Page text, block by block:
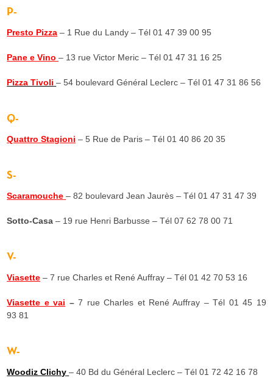
P-
Presto Pizza – 1 Rue du Landy – Tél 01 47 39 00 95
Pane e Vino – 13 rue Victor Meric – Tél01 47 31 16 25
Pizza Tivoli – 54 boulevard Général Leclerc – Tél01 47 31 86 56
Q-
Quattro Stagioni – 5 Rue de Paris – Tél 01 40 86 20 35
S-
Scaramouche – 82 boulevard Jean Jaurès – Tél01 47 31 47 39
Sotto-Casa – 19 rue Henri Barbusse – Tél 07 62 78 00 71
V-
Viasette – 7 rue Charles et René Auffray – Tél 01 42 70 53 16
Viasette e vai –7 rue Charles et René Auffray – Tél 01 45 19
93 81
W-
Woodiz Clichy – 40 Bd du Général Leclerc – Tél 01 72 42 16 78